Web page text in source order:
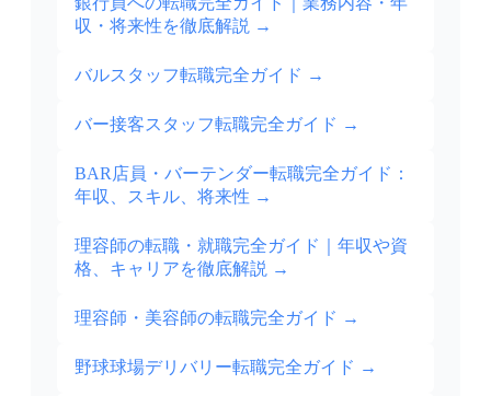
収・将来性を徹底解説 →
バルスタッフ転職完全ガイド →
バー接客スタッフ転職完全ガイド →
BAR店員・バーテンダー転職完全ガイド：
年収、スキル、将来性 →
理容師の転職・就職完全ガイド｜年収や資
格、キャリアを徹底解説 →
理容師・美容師の転職完全ガイド →
野球球場デリバリー転職完全ガイド →